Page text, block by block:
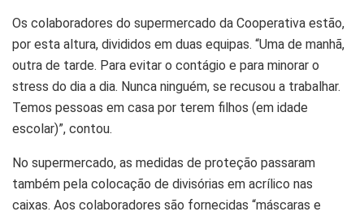
Os colaboradores do supermercado da Cooperativa estão,
por esta altura, divididos em duas equipas. “Uma de manhã,
outra de tarde. Para evitar o contágio e para minorar o
stress do dia a dia. Nunca ninguém, se recusou a trabalhar.
Temos pessoas em casa por terem filhos (em idade
escolar)”, contou.
No supermercado, as medidas de proteção passaram
também pela colocação de divisórias em acrílico nas
caixas. Aos colaboradores são fornecidas “máscaras e